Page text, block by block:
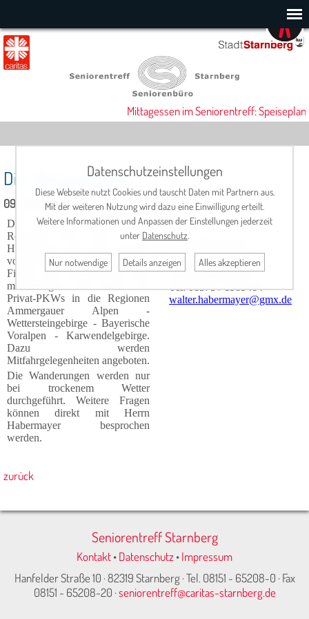
Mittagessen im Seniorentreff: Speiseplan
Die "Bergwanderer"
09. Juli 2026
Die Bergwanderer gehen in
Regionen von 500 - 900
Höhenmeter und einer Gehzeit
von 4-5 Stunden. Entsprechende
Fitness und Trittsicherheit sind
mitzubringen. Wir fahren mit
Privat-PKWs in die Regionen
Ammergauer Alpen -
Wettersteingebirge - Bayerische
Voralpen - Karwendelgebirge.
Dazu werden
Mitfahrgelegenheiten angeboten.
Die Wanderungen werden nur
bei trockenem Wetter
durchgeführt. Weitere Fragen
können direkt mit Herrn
Habermayer besprochen
werden.
Termin:
jeden Donnerstag
Ansprechpartner:
Walter Habermayer
Tel: 01573 / 1585484
walter.habermayer@gmx.de
zurück
Seniorentreff Starnberg
Kontakt•Datenschutz•Impressum
Hanfelder Straße 10 · 82319 Starnberg · Tel. 08151 - 65208-0 · Fax
08151 - 65208-20 ·seniorentreff@caritas-starnberg.de
Datenschutzeinstellungen
Diese Webseite nutzt Cookies und tauscht Daten mit Partnern aus.
Mit der weiteren Nutzung wird dazu eine Einwilligung erteilt.
Weitere Informationen und Anpassen der Einstellungen jederzeit
unter Datenschutz
Nur notwendige Details anzeigen Alles akzeptieren